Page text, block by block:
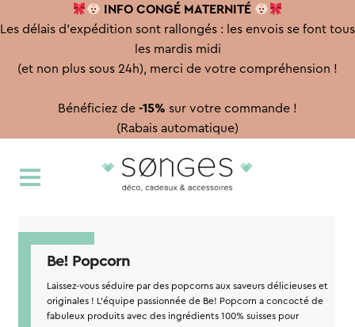
INFO CONGÉ MATERNITÉ
Les délais d'expédition sont rallongés : les envois se font tous
les mardis midi
(et non plus sous 24h), merci de votre compréhension !
Bénéficiez de -15% sur votre commande !
(Rabais automatique)
à
au
Be! Popcorn
Laissez-vous séduire par des popcorns aux saveurs délicieuses et
originales ! L’équipe passionnée de Be! Popcorn a concocté de
fabuleux produits avec des ingrédients 100% suisses pour